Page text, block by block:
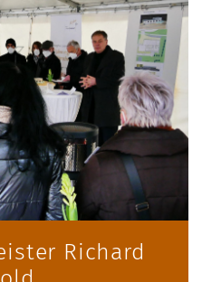
Richard